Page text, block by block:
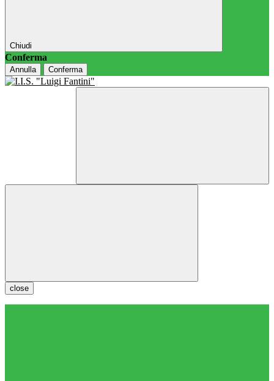
Chiudi
Conferma
Annulla Conferma
close